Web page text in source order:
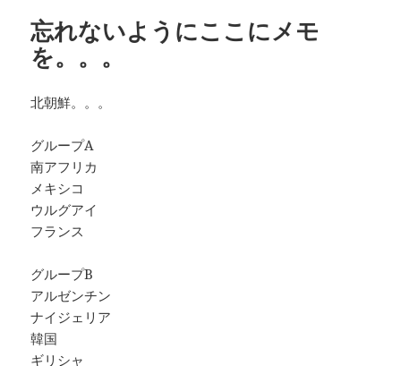
ー
忘れないようにここにメモ
を。。。
北朝鮮。。。
グループA
南アフリカ
メキシコ
ウルグアイ
フランス
グループB
アルゼンチン
ナイジェリア
韓国
ギリシャ